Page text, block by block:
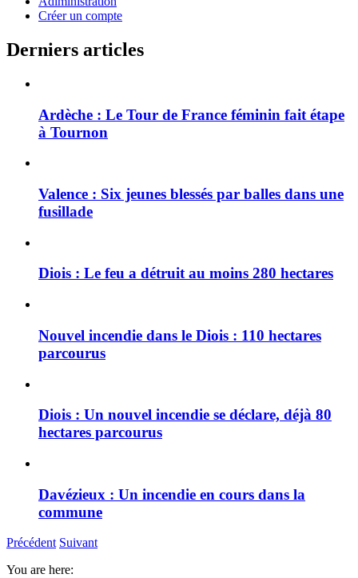
Créer un compte
Derniers articles
Ardèche : Le Tour de France féminin fait étape
à Tournon
Valence : Six jeunes blessés par balles dans une
fusillade
Diois : Le feu a détruit au moins 280 hectares
Nouvel incendie dans le Diois : 110 hectares
parcourus
Diois : Un nouvel incendie se déclare, déjà 80
hectares parcourus
Davézieux : Un incendie en cours dans la
commune
Précédent Suivant
You are here: